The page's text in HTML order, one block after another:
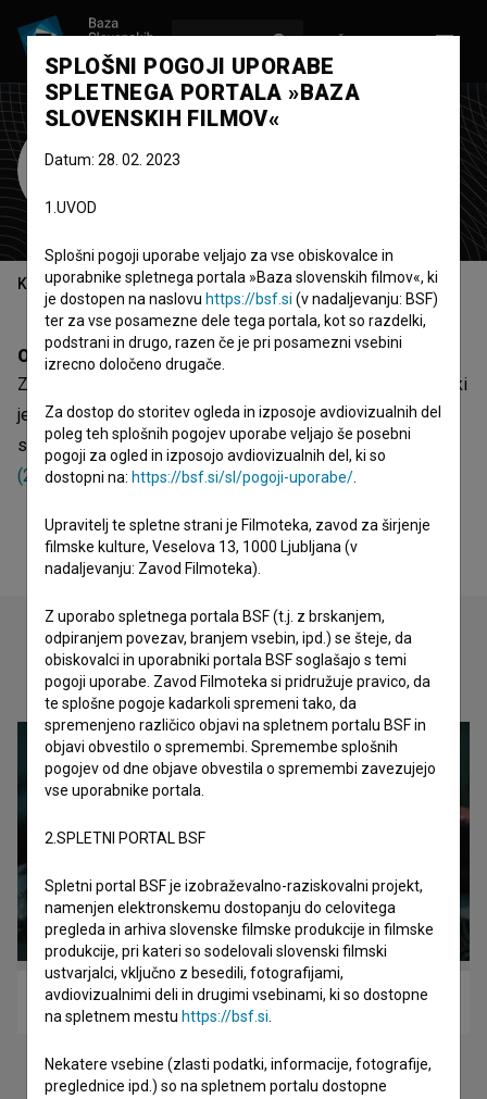
Zwinger film
Kazalo
Opis
Zwinger film je avstrijska organizacija - produkcijska hiša, ki
je bila udeležena pri 8 projektih. Med najodmevnejše
spadajoPosledice (2018),Cent'anni (2024)inDružina
(2017).
Oglejte si
Družina (2017)
SPLOŠNI POGOJI UPORABE
SPLETNEGA PORTALA »BAZA
SLOVENSKIH FILMOV«
Datum: 28. 02. 2023
1.UVOD
Splošni pogoji uporabe veljajo za vse obiskovalce in
uporabnike spletnega portala »Baza slovenskih filmov«, ki
je dostopen na naslovu https://bsf.si (v nadaljevanju: BSF)
ter za vse posamezne dele tega portala, kot so razdelki,
podstrani in drugo, razen če je pri posamezni vsebini
izrecno določeno drugače.
Za dostop do storitev ogleda in izposoje avdiovizualnih del
poleg teh splošnih pogojev uporabe veljajo še posebni
pogoji za ogled in izposojo avdiovizualnih del, ki so
dostopni na: https://bsf.si/sl/pogoji-uporabe/
Upravitelj te spletne strani je Filmoteka, zavod za širjenje
filmske kulture, Veselova 13, 1000 Ljubljana (v
nadaljevanju: Zavod Filmoteka).
Z uporabo spletnega portala BSF (t.j. z brskanjem,
odpiranjem povezav, branjem vsebin, ipd.) se šteje, da
obiskovalci in uporabniki portala BSF soglašajo s temi
pogoji uporabe. Zavod Filmoteka si pridružuje pravico, da
te splošne pogoje kadarkoli spremeni tako, da
spremenjeno različico objavi na spletnem portalu BSF in
objavi obvestilo o spremembi. Spremembe splošnih
pogojev od dne objave obvestila o spremembi zavezujejo
vse uporabnike portala.
2.SPLETNI PORTAL BSF
Spletni portal BSF je izobraževalno-raziskovalni projekt,
namenjen elektronskemu dostopanju do celovitega
pregleda in arhiva slovenske filmske produkcije in filmske
produkcije, pri kateri so sodelovali slovenski filmski
ustvarjalci, vključno z besedili, fotografijami,
avdiovizualnimi deli in drugimi vsebinami, ki so dostopne
na spletnem mestu https://bsf.si
Nekatere vsebine (zlasti podatki, informacije, fotografije,
preglednice ipd.) so na spletnem portalu dostopne